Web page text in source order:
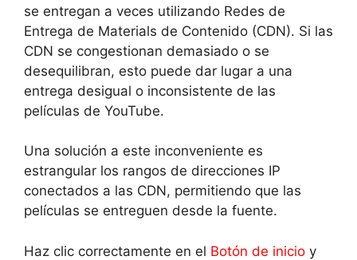
se entregan a veces utilizando Redes de
Entrega de Materials de Contenido (CDN). Si las
CDN se congestionan demasiado o se
desequilibran, esto puede dar lugar a una
entrega desigual o inconsistente de las
películas de YouTube.
Una solución a este inconveniente es
estrangular los rangos de direcciones IP
conectados a las CDN, permitiendo que las
películas se entreguen desde la fuente.
Haz clic correctamente en el Botón de inicio y